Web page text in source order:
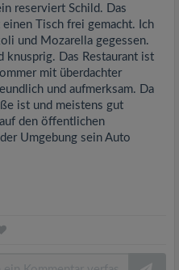
reserviert Schild. Das
einen Tisch frei gemacht. Ich
und Mozarella gegessen.
knusprig. Das Restaurant ist
mit überdachter
und aufmerksam. Da
ist und meistens gut
den öffentlichen
Umgebung sein Auto